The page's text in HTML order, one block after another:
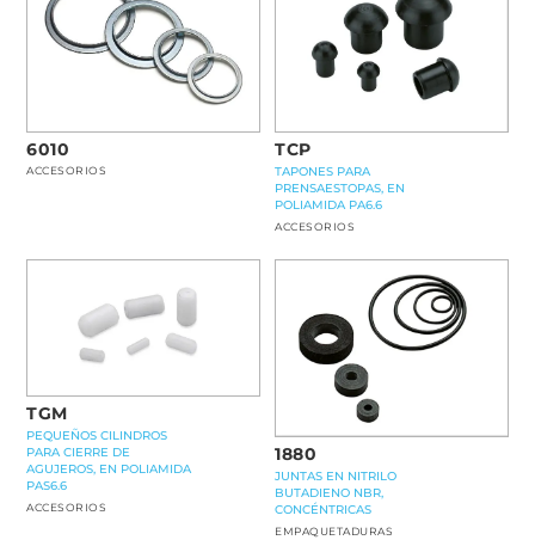
6010
ACCESORIOS
TCP
TAPONES PARA
PRENSAESTOPAS, EN
POLIAMIDA PA6.6
ACCESORIOS
TGM
PEQUEÑOS CILINDROS
PARA CIERRE DE
AGUJEROS, EN POLIAMIDA
PAS6.6
ACCESORIOS
1880
JUNTAS EN NITRILO
BUTADIENO NBR,
CONCÉNTRICAS
EMPAQUETADURAS